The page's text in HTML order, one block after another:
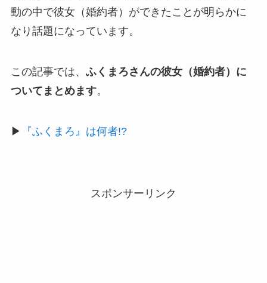
動の中で彼女（婚約者）ができたことが明らかに
なり話題になっています。
この記事では、 ふくまろさんの彼女（婚約者）に
ついてまとめます。
▶ 『ふくまろ』は何者!?
スポンサーリンク